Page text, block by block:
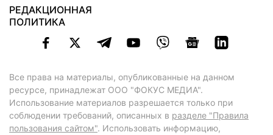
РЕДАКЦИОННАЯ
ПОЛИТИКА
Все права на материалы, опубликованные на данном
ресурсе, принадлежат ООО "ФОКУС МЕДИА".
Использование материалов разрешается только при
соблюдении требований, описанных в разделе "Правила
пользования сайтом". Использовать информацию,